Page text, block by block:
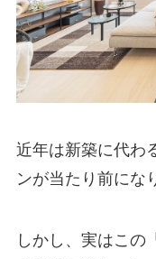
近年は新築に代わ
ンが当たり前にな
しかし、実はこの